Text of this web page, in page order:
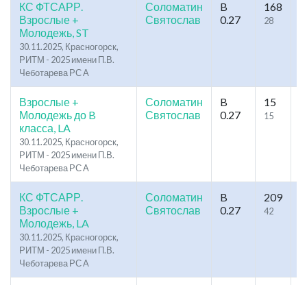
КС ФТСАРР.
Взрослые +
Молодежь, ST
30.11.2025, Красногорск,
РИТМ - 2025 имени П.В.
Чеботарева РС А
Соломатин
Святослав
B
0.27
168
28
Взрослые +
Молодежь до B
класса, LA
30.11.2025, Красногорск,
РИТМ - 2025 имени П.В.
Чеботарева РС А
Соломатин
Святослав
B
0.27
15
15
КС ФТСАРР.
Взрослые +
Молодежь, LA
30.11.2025, Красногорск,
РИТМ - 2025 имени П.В.
Чеботарева РС А
Соломатин
Святослав
B
0.27
209
42